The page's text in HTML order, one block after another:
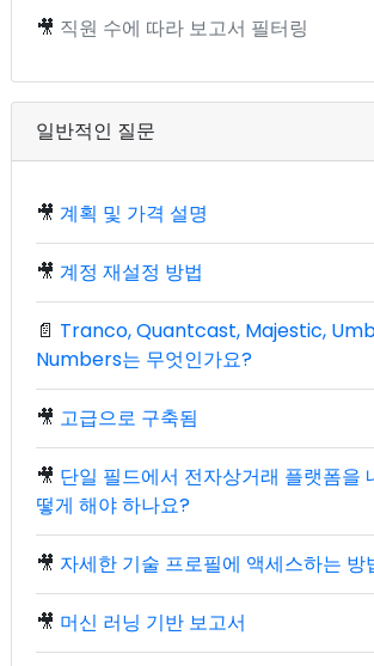
🎥 직원 수에 따라 보고서 필터링
일반적인 질문
🎥 계획 및 가격 설명
🎥 계정 재설정 방법
📄 Tranco, Quantcast, Majestic,
Numbers는 무엇인가요?
🎥 고급으로 구축됨
🎥 단일 필드에서 전자상거래 플랫폼을
떻게 해야 하나요?
🎥 자세한 기술 프로필에 액세스하는 방
🎥 머신 러닝 기반 보고서